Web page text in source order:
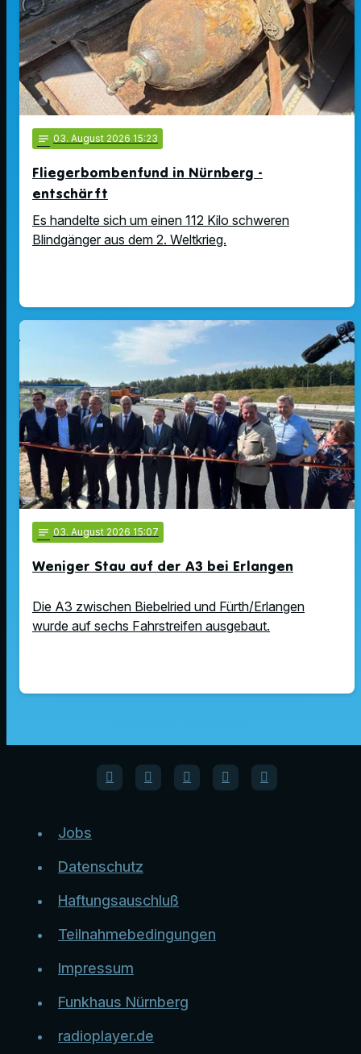
notes 03. August 2026 15:23
Fliegerbombenfund in Nürnberg -
entschärft
Es handelte sich um einen 112 Kilo schweren
Blindgänger aus dem 2. Weltkrieg.
notes 03. August 2026 15:07
Weniger Stau auf der A3 bei Erlangen
Die A3 zwischen Biebelried und Fürth/Erlangen
wurde auf sechs Fahrstreifen ausgebaut.
Jobs
Datenschutz
Haftungsauschluß
Teilnahmebedingungen
Impressum
Funkhaus Nürnberg
radioplayer.de